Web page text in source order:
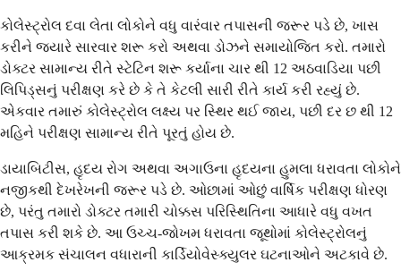
કોલેસ્ટ્રોલ દવા લેતા લોકોને વધુ વારંવાર તપાસની જરૂર પડે છે, ખાસ
કરીને જ્યારે સારવાર શરૂ કરો અથવા ડોઝને સમાયોજિત કરો. તમારો
ડોક્ટર સામાન્ય રીતે સ્ટેટિન શરૂ કર્યાના ચાર થી 12 અઠવાડિયા પછી
લિપિડ્સનું પરીક્ષણ કરે છે કે તે કેટલી સારી રીતે કાર્ય કરી રહ્યું છે.
એકવાર તમારું કોલેસ્ટ્રોલ લક્ષ્ય પર સ્થિર થઈ જાય, પછી દર છ થી 12
મહિને પરીક્ષણ સામાન્ય રીતે પૂરતું હોય છે.
ડાયાબિટીસ, હૃદય રોગ અથવા અગાઉના હૃદયના હુમલા ધરાવતા લોકોને
નજીકથી દેખરેખની જરૂર પડે છે. ઓછામાં ઓછું વાર્ષિક પરીક્ષણ ધોરણ
છે, પરંતુ તમારો ડોક્ટર તમારી ચોક્કસ પરિસ્થિતિના આધારે વધુ વખત
તપાસ કરી શકે છે. આ ઉચ્ચ-જોખમ ધરાવતા જૂથોમાં કોલેસ્ટ્રોલનું
આક્રમક સંચાલન વધારાની કાર્ડિયોવેસ્ક્યુલર ઘટનાઓને અટકાવે છે.